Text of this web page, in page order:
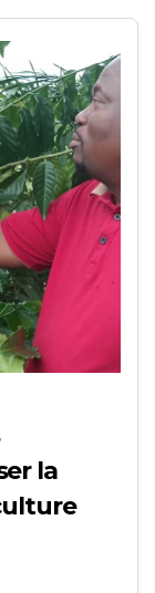
la